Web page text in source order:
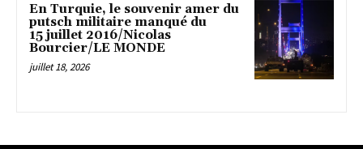
En Turquie, le souvenir amer du
putsch militaire manqué du
15 juillet 2016/Nicolas
Bourcier/LE MONDE
juillet 18, 2026